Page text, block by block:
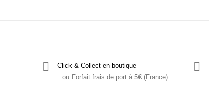
Click & Collect en boutique
ou Forfait frais de port à 5€ (France)